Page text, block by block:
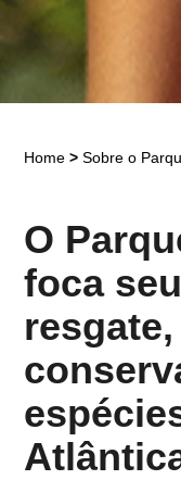
Home >Sobre o
O
foca